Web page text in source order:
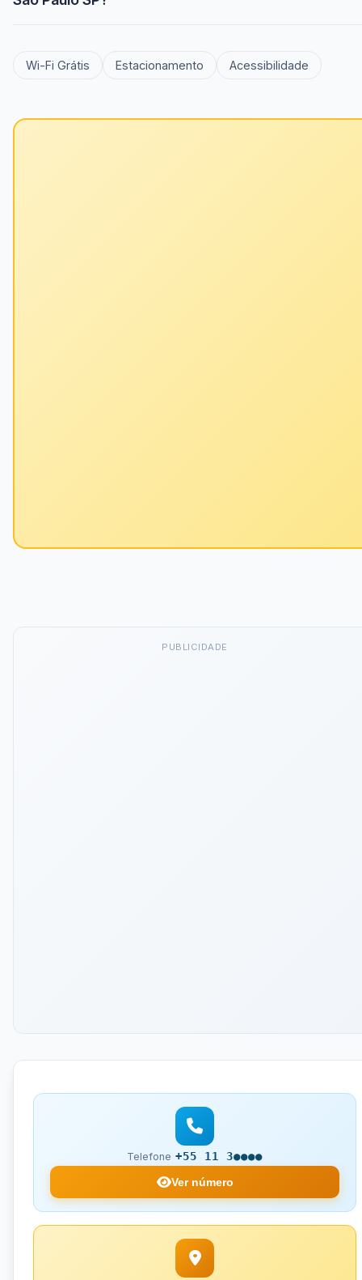
Wi-Fi Grátis Estacionamento Acessibilidade
PUBLICIDADE
Telefone +55 11 3●●●●
Ver número